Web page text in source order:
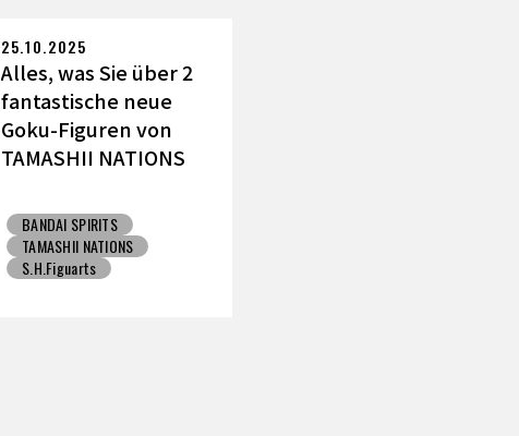
25.10.2025
Alles, was Sie über 2
fantastische neue
Goku-Figuren von
TAMASHII NATIONS
BANDAI SPIRITS
TAMASHII NATIONS
S.H.Figuarts